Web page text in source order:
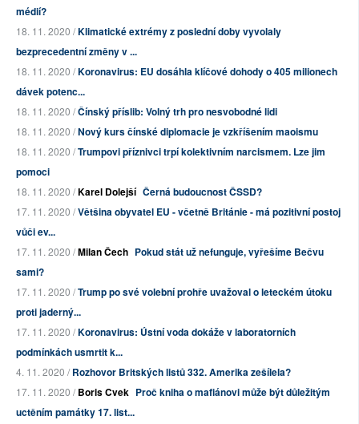
médií?
18. 11. 2020 /Klimatické extrémy z poslední doby vyvolaly
bezprecedentní změny v ...
18. 11. 2020 /Koronavirus: EU dosáhla klíčové dohody o 405 milionech
dávek potenc...
18. 11. 2020 /Čínský příslib: Volný trh pro nesvobodné lidi
18. 11. 2020 /Nový kurs čínské diplomacie je vzkříšením maoismu
18. 11. 2020 /Trumpovi příznivci trpí kolektivním narcismem. Lze jim
pomoci
18. 11. 2020 /Karel Dolejší Černá budoucnost ČSSD?
17. 11. 2020 /Většina obyvatel EU - včetně Británie - má pozitivní postoj
vůči ev...
17. 11. 2020 /Milan Čech Pokud stát už nefunguje, vyřešíme Bečvu
sami?
17. 11. 2020 /Trump po své volební prohře uvažoval o leteckém útoku
proti jaderný...
17. 11. 2020 /Koronavirus: Ústní voda dokáže v laboratorních
podmínkách usmrtit k...
4. 11. 2020 /Rozhovor Britských listů 332. Amerika zešílela?
17. 11. 2020 /Boris Cvek Proč kniha o mafiánovi může být důležitým
uctěním památky 17. list...